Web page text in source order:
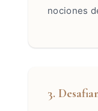
nociones
3.